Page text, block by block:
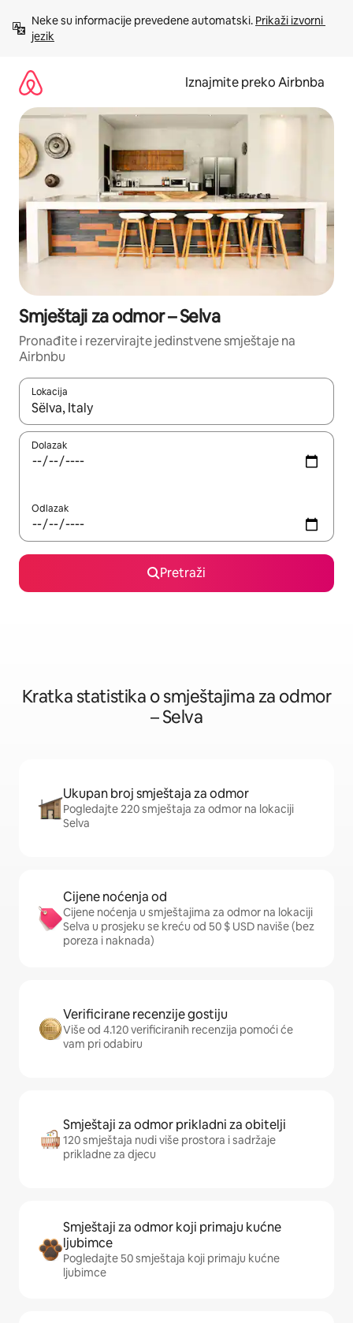
sadržaj
Neke su informacije prevedene automatski. Prikaži izvorni
jezik
Iznajmite preko Airbnba
Smještaji za odmor – Selva
Pronađite i rezervirajte jedinstvene smještaje na
Airbnbu
Lokacija
Kada budu dostupni rezultati, moći ćete ih pregledati
Dolazak
Odlazak
Pretraži
Kratka statistika o smještajima za odmor
– Selva
Ukupan broj smještaja za odmor
Pogledajte 220 smještaja za odmor na lokaciji
Selva
Cijene noćenja od
Cijene noćenja u smještajima za odmor na lokaciji
Selva u prosjeku se kreću od 50 $ USD naviše (bez
poreza i naknada)
Verificirane recenzije gostiju
Više od 4.120 verificiranih recenzija pomoći će
vam pri odabiru
Smještaji za odmor prikladni za obitelji
120 smještaja nudi više prostora i sadržaje
prikladne za djecu
Smještaji za odmor koji primaju kućne
ljubimce
Pogledajte 50 smještaja koji primaju kućne
ljubimce